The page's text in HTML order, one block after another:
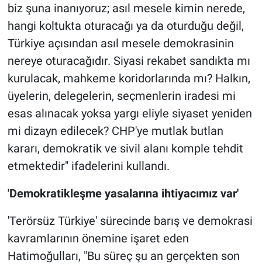
biz şuna inanıyoruz; asıl mesele kimin nerede,
hangi koltukta oturacağı ya da oturduğu değil,
Türkiye açısından asıl mesele demokrasinin
nereye oturacağıdır. Siyasi rekabet sandıkta mı
kurulacak, mahkeme koridorlarında mı? Halkın,
üyelerin, delegelerin, seçmenlerin iradesi mi
esas alınacak yoksa yargı eliyle siyaset yeniden
mi dizayn edilecek? CHP'ye mutlak butlan
kararı, demokratik ve sivil alanı komple tehdit
etmektedir" ifadelerini kullandı.
'Demokratikleşme yasalarına ihtiyacımız var'
'Terörsüz Türkiye' sürecinde barış ve demokrasi
kavramlarının önemine işaret eden
Hatimoğulları, "Bu süreç şu an gerçekten son